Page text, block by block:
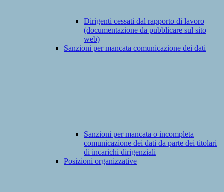
Dirigenti cessati dal rapporto di lavoro
(documentazione da pubblicare sul sito
web)
Sanzioni per mancata comunicazione dei dati
Sanzioni per mancata o incompleta
comunicazione dei dati da parte dei titolari
di incarichi dirigenziali
Posizioni organizzative